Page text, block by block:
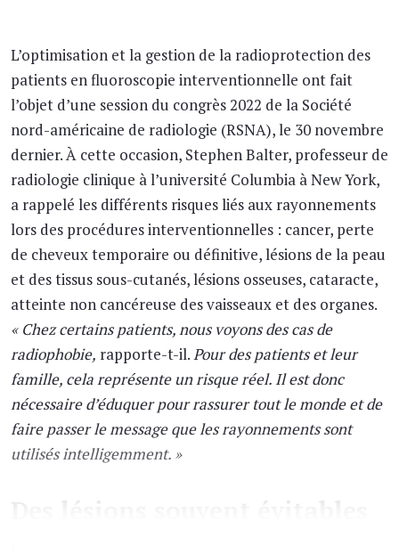
L’optimisation et la gestion de la radioprotection des
patients en fluoroscopie interventionnelle ont fait
l’objet d’une session du congrès 2022 de la Société
nord-américaine de radiologie (RSNA), le 30 novembre
dernier. À cette occasion, Stephen Balter, professeur de
radiologie clinique à l’université Columbia à New York,
a rappelé les différents risques liés aux rayonnements
lors des procédures interventionnelles : cancer, perte
de cheveux temporaire ou définitive, lésions de la peau
et des tissus sous-cutanés, lésions osseuses, cataracte,
atteinte non cancéreuse des vaisseaux et des organes.
« Chez certains patients, nous voyons des cas de
radiophobie, rapporte-t-il.Pour des patients et leur
famille, cela représente un risque réel. Il est donc
nécessaire d’éduquer pour rassurer tout le monde et de
faire passer le message que les rayonnements sont
utilisés intelligemment. »
Des lésions souvent évitables